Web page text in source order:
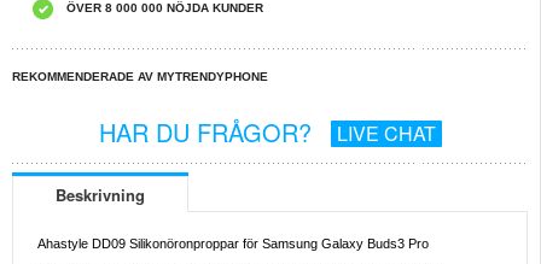
ÖVER 8 000 000 NÖJDA KUNDER
REKOMMENDERADE AV MYTRENDYPHONE
HAR DU FRÅGOR? LIVE CHAT
Beskrivning
Ahastyle DD09 Silikonöronproppar för Samsung Galaxy Buds3 Pro